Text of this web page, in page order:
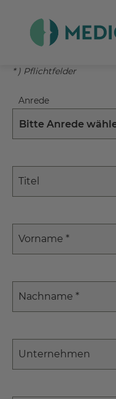
* ) Pflichtfelder
Bitte Anrede
Anrede
Titel
Vorname *
Nachname *
Unternehmen